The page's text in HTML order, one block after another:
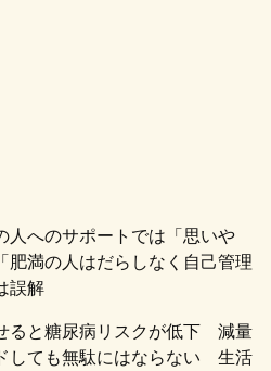
人へのサポートでは「思いや
満の人はだらしなく自己管理
誤解
ると糖尿病リスクが低下 減量
しても無駄にはならない 生活